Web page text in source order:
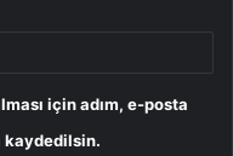
için adım, e-posta
kaydedilsin.